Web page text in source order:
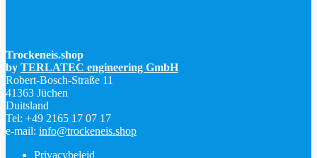
Trockeneis.shop
by TERLATEC engineering GmbH
Robert-Bosch-Straße 11
41363 Jüchen
Duitsland
Tel: +49 2165 17 07 17
e-mail: info@trockeneis.shop
Privacybeleid